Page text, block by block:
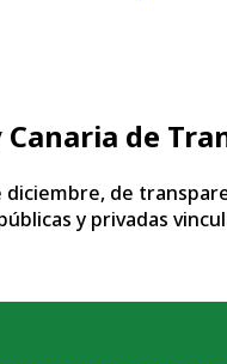
Canaria de
diciembre, de
y privadas